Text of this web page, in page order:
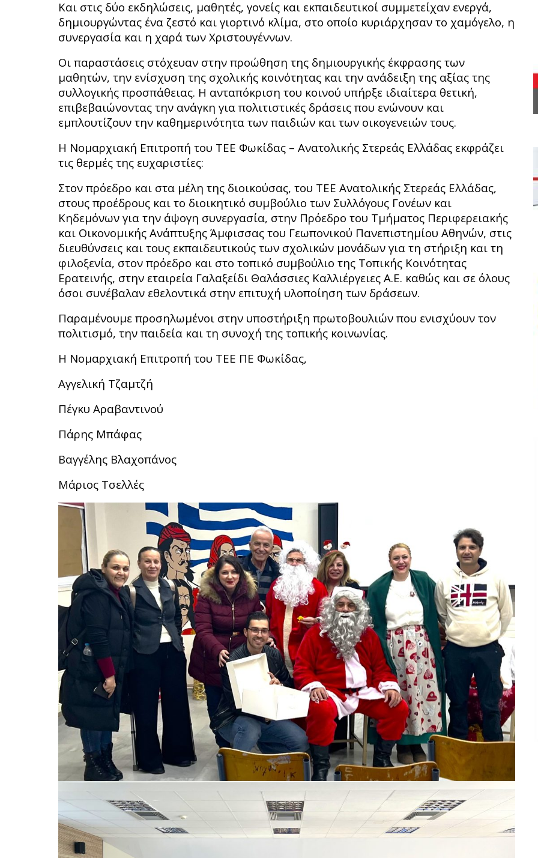
Και στις δύο εκδηλώσεις, μαθητές, γονείς και εκπαιδευτικοί συμμετείχαν ενεργά,
δημιουργώντας ένα ζεστό και γιορτινό κλίμα, στο οποίο κυριάρχησαν το χαμόγελο, η
συνεργασία και η χαρά των Χριστουγέννων.
Οι παραστάσεις στόχευαν στην προώθηση της δημιουργικής έκφρασης των
μαθητών, την ενίσχυση της σχολικής κοινότητας και την ανάδειξη της αξίας της
συλλογικής προσπάθειας. Η ανταπόκριση του κοινού υπήρξε ιδιαίτερα θετική,
επιβεβαιώνοντας την ανάγκη για πολιτιστικές δράσεις που ενώνουν και
εμπλουτίζουν την καθημερινότητα των παιδιών και των οικογενειών τους.
Η Νομαρχιακή Επιτροπή του ΤΕΕ Φωκίδας – Ανατολικής Στερεάς Ελλάδας εκφράζει
τις θερμές της ευχαριστίες:
Στον πρόεδρο και στα μέλη της διοικούσας, του ΤΕΕ Ανατολικής Στερεάς Ελλάδας,
στους προέδρους και το διοικητικό συμβούλιο των Συλλόγους Γονέων και
Κηδεμόνων για την άψογη συνεργασία, στην Πρόεδρο του Τμήματος Περιφερειακής
και Οικονομικής Ανάπτυξης Άμφισσας του Γεωπονικού Πανεπιστημίου Αθηνών, στις
διευθύνσεις και τους εκπαιδευτικούς των σχολικών μονάδων για τη στήριξη και τη
φιλοξενία, στον πρόεδρο και στο τοπικό συμβούλιο της Τοπικής Κοινότητας
Ερατεινής, στην εταιρεία Γαλαξείδι Θαλάσσιες Καλλιέργειες Α.Ε. καθώς και σε όλους
όσοι συνέβαλαν εθελοντικά στην επιτυχή υλοποίηση των δράσεων.
Παραμένουμε προσηλωμένοι στην υποστήριξη πρωτοβουλιών που ενισχύουν τον
πολιτισμό, την παιδεία και τη συνοχή της τοπικής κοινωνίας.
Η Νομαρχιακή Επιτροπή του ΤΕΕ ΠΕ Φωκίδας,
Αγγελική Τζαμτζή
Πέγκυ Αραβαντινού
Πάρης Μπάφας
Βαγγέλης Βλαχοπάνος
Μάριος Τσελλές